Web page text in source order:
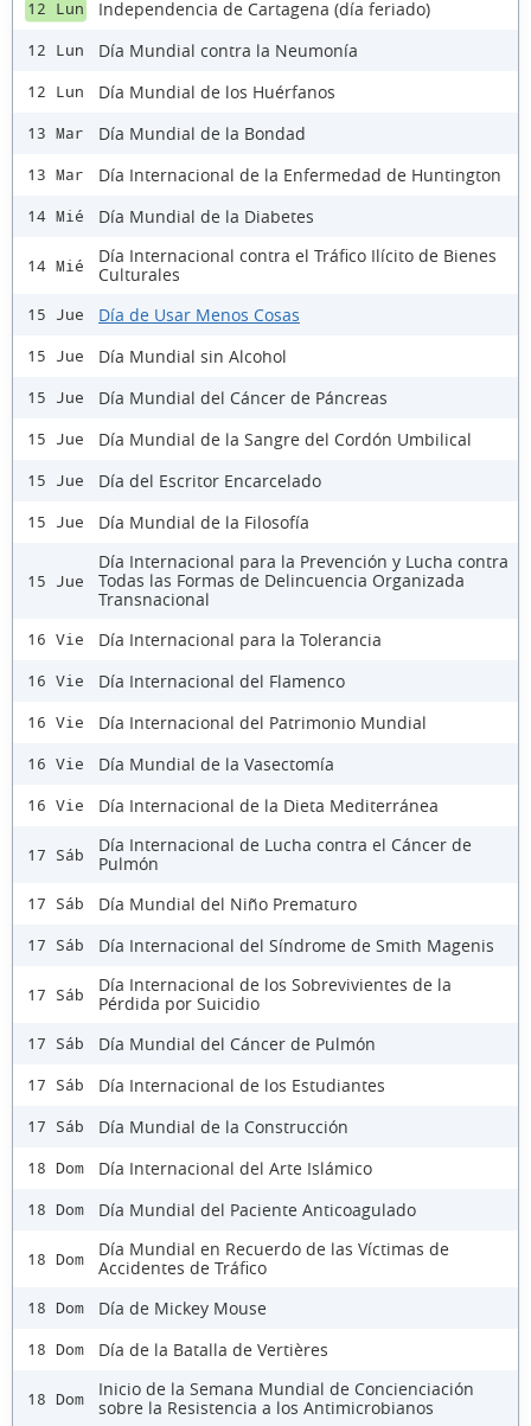
12 Lun Independencia de Cartagena (día feriado)
12 Lun Día Mundial contra la Neumonía
12 Lun Día Mundial de los Huérfanos
13 Mar Día Mundial de la Bondad
13 Mar Día Internacional de la Enfermedad de Huntington
14 Mié Día Mundial de la Diabetes
14 Mié
Día Internacional contra el Tráfico Ilícito de Bienes
Culturales
15 Jue Día de Usar Menos Cosas
15 Jue Día Mundial sin Alcohol
15 Jue Día Mundial del Cáncer de Páncreas
15 Jue Día Mundial de la Sangre del Cordón Umbilical
15 Jue Día del Escritor Encarcelado
15 Jue Día Mundial de la Filosofía
15 Jue
Día Internacional para la Prevención y Lucha contra
Todas las Formas de Delincuencia Organizada
Transnacional
16 Vie Día Internacional para la Tolerancia
16 Vie Día Internacional del Flamenco
16 Vie Día Internacional del Patrimonio Mundial
16 Vie Día Mundial de la Vasectomía
16 Vie Día Internacional de la Dieta Mediterránea
17 Sáb
Día Internacional de Lucha contra el Cáncer de
Pulmón
17 Sáb Día Mundial del Niño Prematuro
17 Sáb Día Internacional del Síndrome de Smith Magenis
17 Sáb
Día Internacional de los Sobrevivientes de la
Pérdida por Suicidio
17 Sáb Día Mundial del Cáncer de Pulmón
17 Sáb Día Internacional de los Estudiantes
17 Sáb Día Mundial de la Construcción
18 Dom Día Internacional del Arte Islámico
18 Dom Día Mundial del Paciente Anticoagulado
18 Dom
Día Mundial en Recuerdo de las Víctimas de
Accidentes de Tráfico
18 Dom Día de Mickey Mouse
18 Dom Día de la Batalla de Vertières
18 Dom
Inicio de la Semana Mundial de Concienciación
sobre la Resistencia a los Antimicrobianos